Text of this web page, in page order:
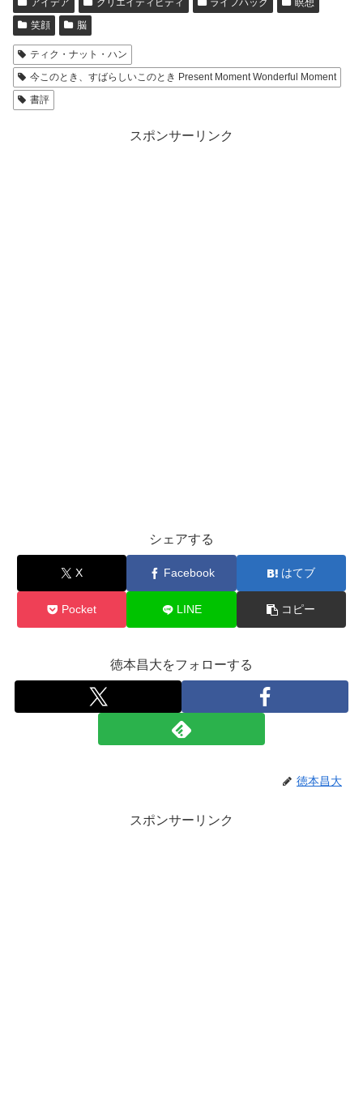
アイデア クリエイティビティ ライフハック
瞑想
笑顔
脳
ティク・ナット・ハン
今このとき、すばらしいこのとき Present Moment Wonderful Moment
書評
スポンサーリンク
シェアする
X Facebook はてブ
Pocket LINE コピー
徳本昌大をフォローする
徳本昌大
スポンサーリンク